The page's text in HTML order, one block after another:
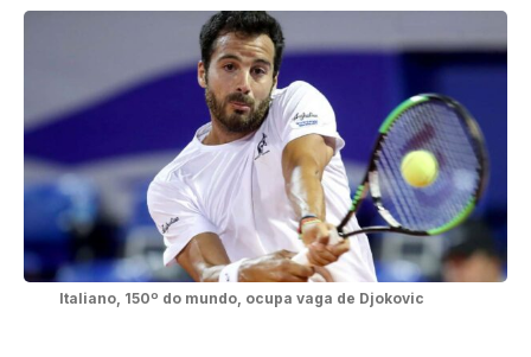
Italiano, 150º do mundo, ocupa vaga de Djokovic